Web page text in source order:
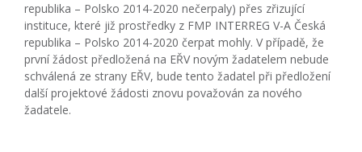
republika – Polsko 2014-2020 nečerpaly) přes zřizující
instituce, které již prostředky z FMP INTERREG V-A Česká
republika – Polsko 2014-2020 čerpat mohly. V případě, že
první žádost předložená na EŘV novým žadatelem nebude
schválená ze strany EŘV, bude tento žadatel při předložení
další projektové žádosti znovu považován za nového
žadatele.